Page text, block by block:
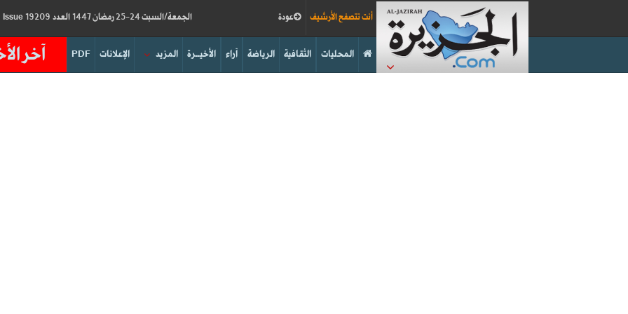
الجمعة/السبت 24-25 رمضان 1447 العدد 19209 Issue عودة أنت تتصفح الأرشيف
آخر PDF الإعلانات المزيد الأخيــرة آراء الرياضة الثقافية المحليات